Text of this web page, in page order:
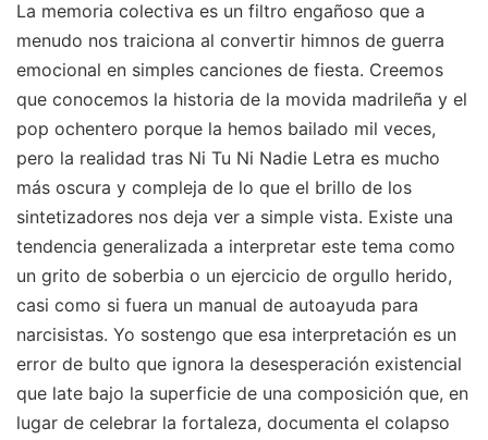
La memoria colectiva es un filtro engañoso que a
menudo nos traiciona al convertir himnos de guerra
emocional en simples canciones de fiesta. Creemos
que conocemos la historia de la movida madrileña y el
pop ochentero porque la hemos bailado mil veces,
pero la realidad tras Ni Tu Ni Nadie Letra es mucho
más oscura y compleja de lo que el brillo de los
sintetizadores nos deja ver a simple vista. Existe una
tendencia generalizada a interpretar este tema como
un grito de soberbia o un ejercicio de orgullo herido,
casi como si fuera un manual de autoayuda para
narcisistas. Yo sostengo que esa interpretación es un
error de bulto que ignora la desesperación existencial
que late bajo la superficie de una composición que, en
lugar de celebrar la fortaleza, documenta el colapso